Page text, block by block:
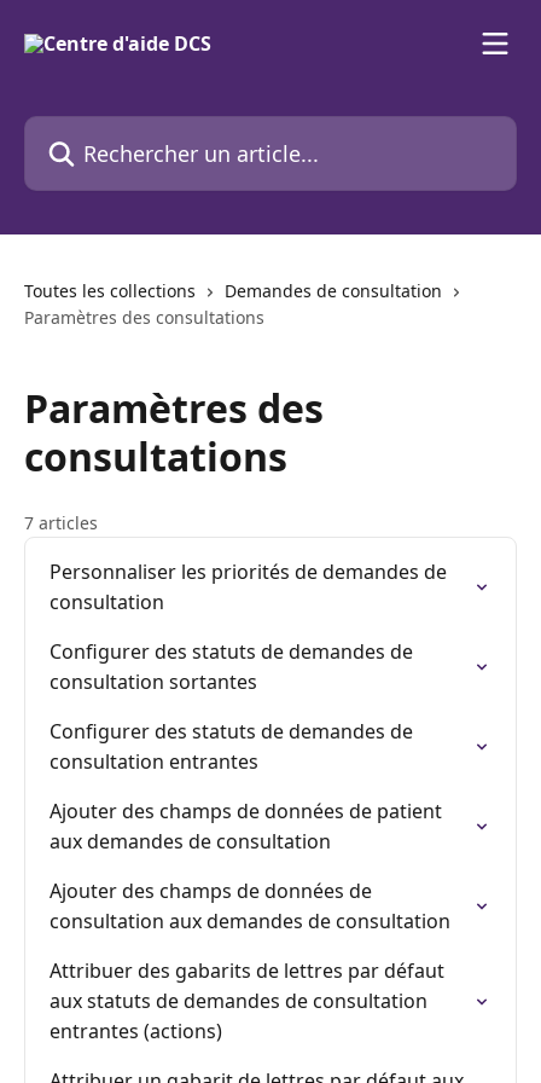
Rechercher un article...
Toutes les collections
Demandes de consultation
Paramètres des consultations
Paramètres des
consultations
7 articles
Personnaliser les priorités de demandes de
consultation
Configurer des statuts de demandes de
consultation sortantes
Configurer des statuts de demandes de
consultation entrantes
Ajouter des champs de données de patient
aux demandes de consultation
Ajouter des champs de données de
consultation aux demandes de consultation
Attribuer des gabarits de lettres par défaut
aux statuts de demandes de consultation
entrantes (actions)